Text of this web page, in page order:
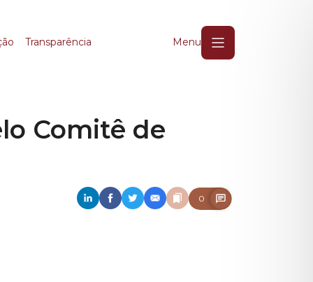
Transparência Menu
Comitê de
0